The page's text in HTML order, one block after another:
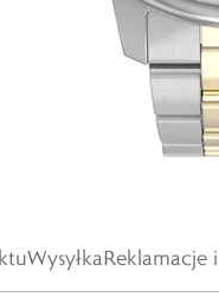
WysyłkaReklamacje